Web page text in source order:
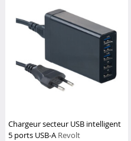
Chargeur secteur USB intelligent
5 ports USB-A Revolt